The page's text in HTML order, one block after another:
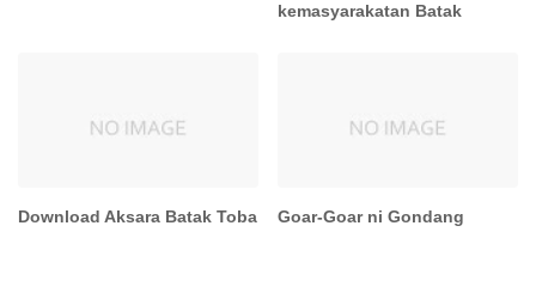
kemasyarakatan Batak
Download Aksara Batak Toba Goar-Goar ni Gondang